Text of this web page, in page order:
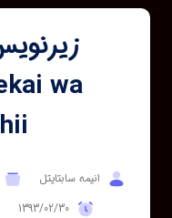
wa
انیمه سابتایتل
1393/02/30